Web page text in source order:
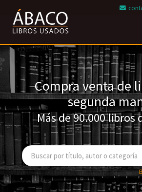
Compra venta de
segunda
Más de 90.000 libros